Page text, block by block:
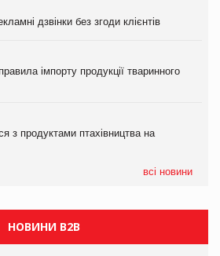
дзвінки без згоди клієнтів
імпорту продукції тваринного
з продуктами птахівництва на
всі новини
дзвінки без згоди клієнтів
імпорту продукції тваринного
з продуктами птахівництва на
дзвінки без згоди клієнтів
імпорту продукції тваринного
з продуктами птахівництва на
НОВИНИ B2B